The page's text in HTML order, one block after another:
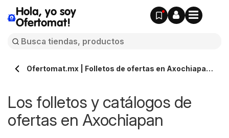
Hola, yo soy
Ofertomat!
Ofertomat.mx | Folletos de ofertas en Axochiapan »
Los folletos y catálogos de
ofertas en Axochiapan